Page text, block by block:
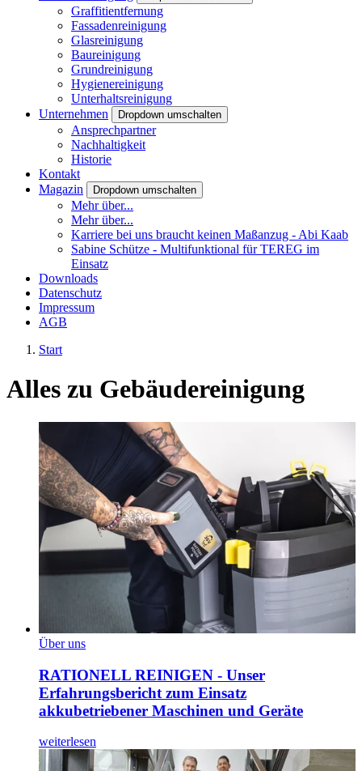
Graffitientfernung
Fassadenreinigung
Glasreinigung
Baureinigung
Grundreinigung
Hygienereinigung
Unterhaltsreinigung
Unternehmen
Dropdown umschalten
Ansprechpartner
Nachhaltigkeit
Historie
Kontakt
Magazin
Dropdown umschalten
Mehr über...
Mehr über...
Karriere bei uns braucht keinen Maßanzug - Abi Kaab
Sabine Schütze - Multifunktional für TEREG im
Einsatz
Downloads
Datenschutz
Impressum
AGB
Start
Alles zu Gebäudereinigung
Über uns
RATIONELL REINIGEN - Unser
Erfahrungsbericht zum Einsatz
akkubetriebener Maschinen und Geräte
weiterlesen